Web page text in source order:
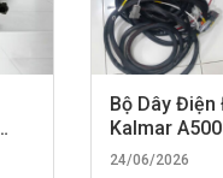
Bộ Dây Điện
Kalmar
24/06/2026